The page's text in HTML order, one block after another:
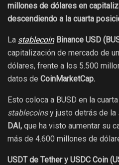
millones de dólares en
descendiendo a la cuarta
La stablecoin Binance USD
capitalización de mercado de
dólares, frente a los 5.500
datos de CoinMarketCap.
Esto coloca a BUSD en la
stablecoinsy justo detrás de la
DAI, que ha visto aumentar su
más de 4.600 millones de
USDT de Tether y USDC Coin